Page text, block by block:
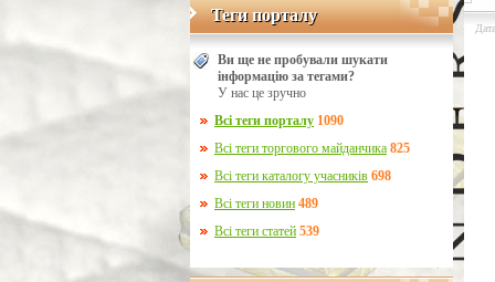
Теги порталу
Теги порталу
Ви ще не пробували шукати
інформацію за тегами?
У нас це зручно
Всі теги порталу 1090
Всі теги торгового майданчика 825
Всі теги каталогу учасників 698
Всі теги новин 489
Всі теги статей 539